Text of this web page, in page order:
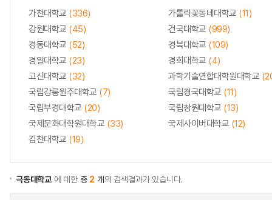
가천대학교 (336) 가톨릭꽃동네대학교 (11)
강원대학교 (45) 건국대학교 (999)
경동대학교 (52) 경북대학교 (109)
경일대학교 (23) 경희대학교 (4)
고신대학교 (32) 과학기술연합대학원대학교
국립강릉원주대학교 (7) 국립경국대학교 (11)
국립부경대학교 (20) 국립창원대학교 (13)
국제문화대학원대학교 (33) 국제사이버대학교 (12)
김천대학교 (19)
극동대학교 에 대한 총 2 개의 검색결과가 있습니다.